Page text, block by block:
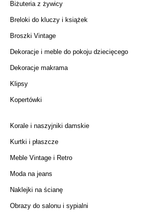
Biżuteria z żywicy
Breloki do kluczy i książek
Broszki Vintage
Dekoracje i meble do pokoju dziecięcego
Dekoracje makrama
Klipsy
Kopertówki
Korale i naszyjniki damskie
Kurtki i płaszcze
Meble Vintage i Retro
Moda na jeans
Naklejki na ścianę
Obrazy do salonu i sypialni